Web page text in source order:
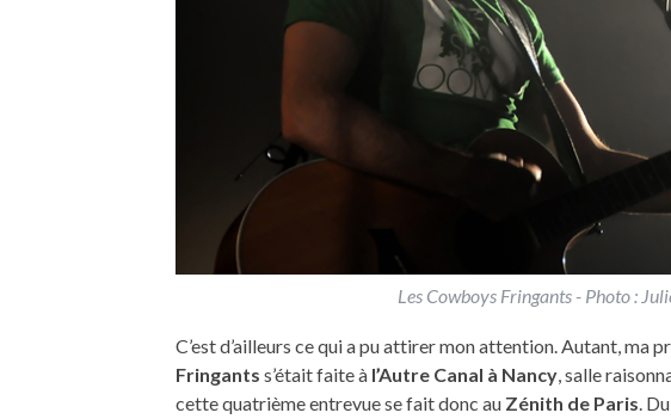
Les Cowboys Fringants - Photo :
C’est d’ailleurs ce qui a pu attirer mon attention. Autant, ma
Fringants s’était faite à l’Autre Canal à Nancy, salle
cette quatrième entrevue se fait donc au Zénith de Paris.